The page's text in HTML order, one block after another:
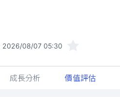
2026/08/07 05:30
成長分析 價值評估